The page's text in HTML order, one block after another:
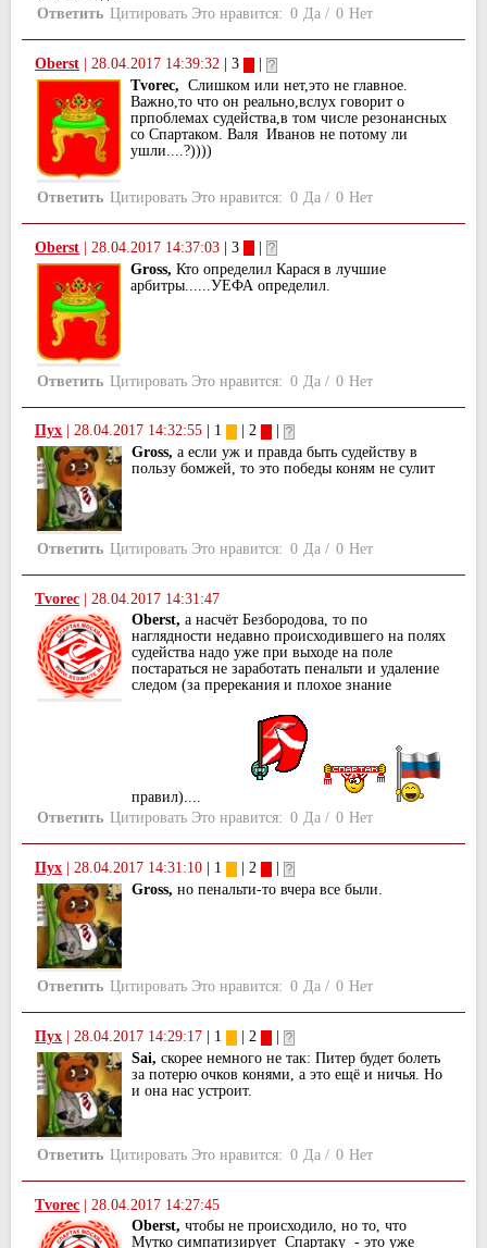
Ответить Цитировать Это нравится: 0 Да / 0 Нет
Oberst 28.04.2017 14:39:32 | 3
Tvorec, Слишком или нет,это не главное.
Важно,то что он реально,вслух говорит о
прпоблемах судейства,в том числе резонансных
со Спартаком. Валя Иванов не потому ли
ушли....?))))
Ответить Цитировать Это нравится: 0 Да / 0 Нет
Oberst | 28.04.2017 14:37:03 | 3
|
Gross, Кто определил Карася в лучшие
арбитры......УЕФА определил.
Ответить Цитировать Это нравится: 0 Да / 0 Нет
Пух 28.04.2017 14:32:55 | 1 | 2
Gross, а если уж и правда быть судейству в
пользу бомжей, то это победы коням не сулит
Ответить Цитировать Это нравится: 0 Да / 0 Нет
Tvorec
28.04.2017 14:31:47
Oberst, а насчёт Безбородова, то по
наглядности недавно происходившего на полях
судейства надо уже при выходе на поле
постараться не заработать пенальти и удаление
следом (за пререкания и плохое знание
правил)....
Ответить Цитировать Это нравится: 0 Да / 0 Нет
Пух 28.04.2017 14:31:10 | 1 | 2
Gross, но пенальти-то вчера все были.
Ответить Цитировать Это нравится: 0 Да / 0 Нет
Пух 28.04.2017 14:29:17 | 1 | 2
Sai, скорее немного не так: Питер будет болеть
за потерю очков конями, а это ещё и ничья. Но
и она нас устроит.
Ответить Цитировать Это нравится: 0 Да / 0 Нет
Tvorec | 28.04.2017 14:27:45
Oberst, чтобы не происходило, но то, что
Мутко симпатизирует Спартаку - это уже